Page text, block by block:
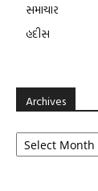
સમાચાર
હદીસ
Archives
Archives